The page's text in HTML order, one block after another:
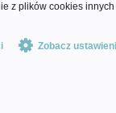
z plików cookies
Zobacz